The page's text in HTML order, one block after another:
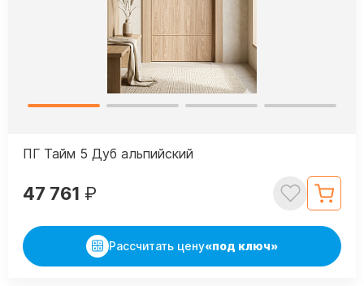
ПГ Тайм 5 Дуб альпийский
47 761 ₽
Рассчитать цену«под ключ»